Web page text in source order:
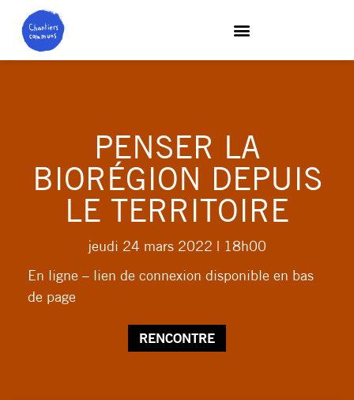
PENSER LA
BIORÉGION DEPUIS
LE TERRITOIRE
jeudi 24 mars 2022 | 18h00
En ligne – lien de connexion disponible en bas
de page
RENCONTRE